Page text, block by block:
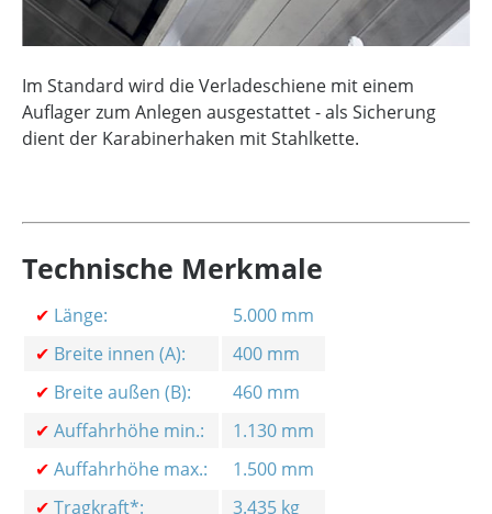
Im Standard wird die Verladeschiene mit einem
Auflager zum Anlegen ausgestattet - als Sicherung
dient der Karabinerhaken mit Stahlkette.
Technische Merkmale
✔ Länge:
5.000 mm
✔ Breite innen (A):
400 mm
✔ Breite außen (B):
460 mm
✔ Auffahrhöhe min.:
1.130 mm
✔ Auffahrhöhe max.:
1.500 mm
✔ Tragkraft*: 3.435 kg